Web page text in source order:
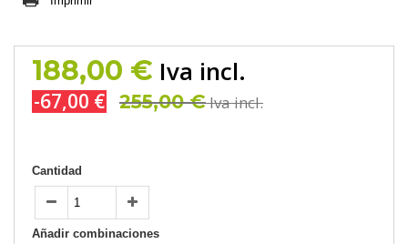
188,00 € Iva incl.
-67,00 € 255,00 €Iva incl.
Cantidad
Añadir combinaciones